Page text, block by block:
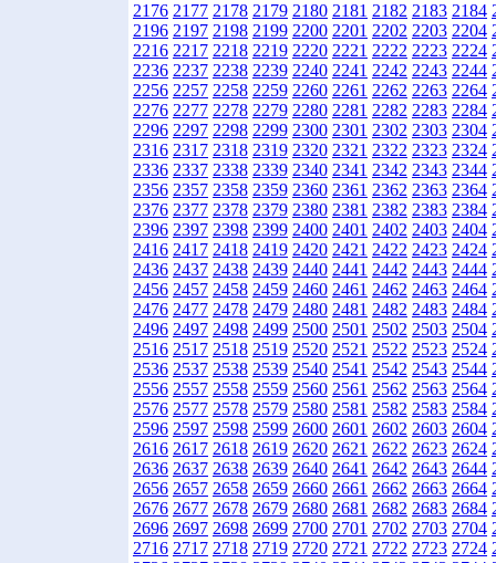
2176 2177 2178 2179 2180 2181 2182 2183 2184
2196 2197 2198 2199 2200 2201 2202 2203 2204
2216 2217 2218 2219 2220 2221 2222 2223 2224
2236 2237 2238 2239 2240 2241 2242 2243 2244
2256 2257 2258 2259 2260 2261 2262 2263 2264
2276 2277 2278 2279 2280 2281 2282 2283 2284
2296 2297 2298 2299 2300 2301 2302 2303 2304
2316 2317 2318 2319 2320 2321 2322 2323 2324
2336 2337 2338 2339 2340 2341 2342 2343 2344
2356 2357 2358 2359 2360 2361 2362 2363 2364
2376 2377 2378 2379 2380 2381 2382 2383 2384
2396 2397 2398 2399 2400 2401 2402 2403 2404
2416 2417 2418 2419 2420 2421 2422 2423 2424
2436 2437 2438 2439 2440 2441 2442 2443 2444
2456 2457 2458 2459 2460 2461 2462 2463 2464
2476 2477 2478 2479 2480 2481 2482 2483 2484
2496 2497 2498 2499 2500 2501 2502 2503 2504
2516 2517 2518 2519 2520 2521 2522 2523 2524
2536 2537 2538 2539 2540 2541 2542 2543 2544
2556 2557 2558 2559 2560 2561 2562 2563 2564
2576 2577 2578 2579 2580 2581 2582 2583 2584
2596 2597 2598 2599 2600 2601 2602 2603 2604
2616 2617 2618 2619 2620 2621 2622 2623 2624
2636 2637 2638 2639 2640 2641 2642 2643 2644
2656 2657 2658 2659 2660 2661 2662 2663 2664
2676 2677 2678 2679 2680 2681 2682 2683 2684
2696 2697 2698 2699 2700 2701 2702 2703 2704
2716 2717 2718 2719 2720 2721 2722 2723 2724